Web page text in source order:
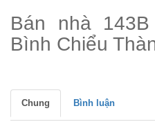
Bán nhà
Bình Chiểu
Chung Bình luận